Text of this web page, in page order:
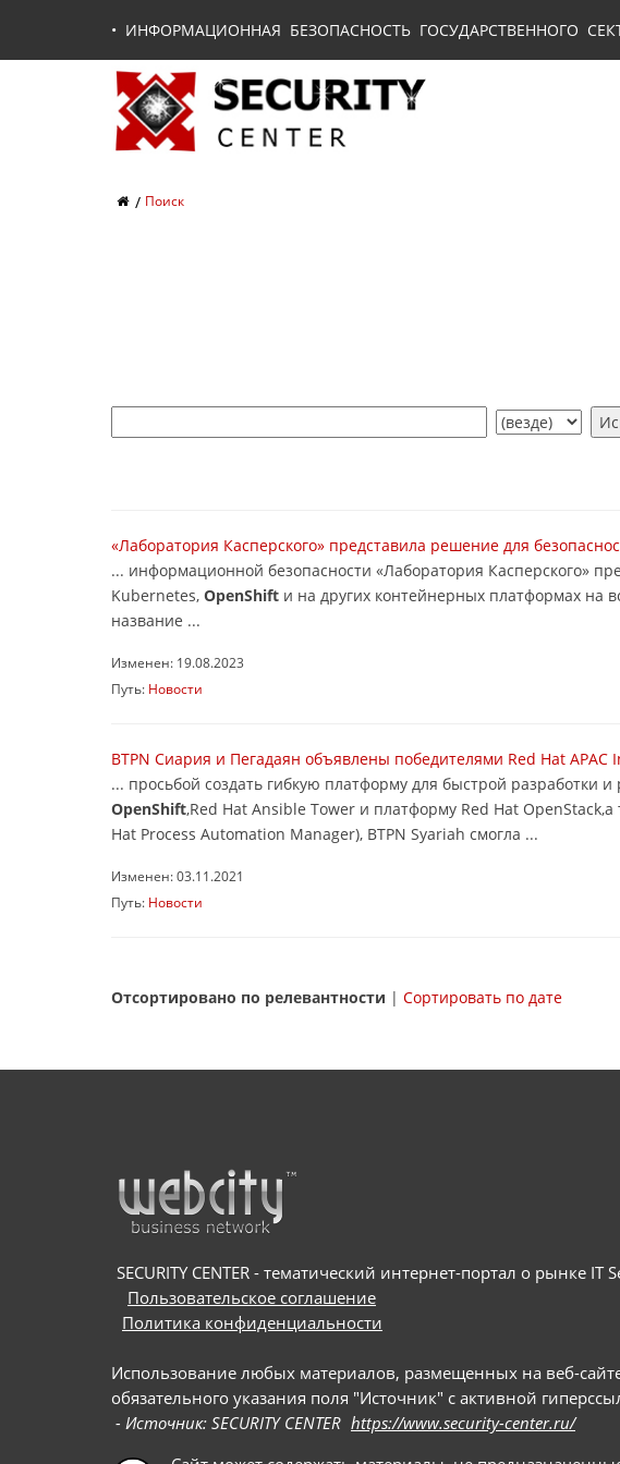
• ИНФОРМАЦИОННАЯ БЕЗОПАСНОСТЬ ГОСУДАРСТВЕННОГО
Поиск
«Лаборатория Касперского» представила решение для
... информационной безопасности «Лаборатория Касперского»
Kubernetes, OpenShift и на других контейнерных платформах на
название ...
Изменен: 19.08.2023
Путь: Новости
BTPN Сиария и Пегадаян объявлены победителями Red Hat
... просьбой создать гибкую платформу для быстрой
OpenShift,Red Hat Ansible Tower и платформу Red Hat
Hat Process Automation Manager), BTPN Syariah смогла ...
Изменен: 03.11.2021
Путь: Новости
Отсортировано по релевантности | Сортировать по дате
SECURITY CENTER - тематический интернет-портал о рынке IT
Пользовательское соглашение
Политика конфиденциальности
Использование любых материалов, размещенных на веб-
обязательного указания поля "Источник" с активной
- Источник: SECURITY CENTER https://www.security-center.ru/